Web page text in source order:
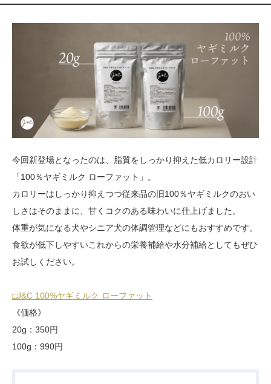
今回新登場となったのは、脂質をしっかり抑えた低カロリー設計
「100％ヤギミルク ローファット」。
カロリーはしっかり抑えつつ従来品の旧100％ヤギミルクのおい
しさはそのままに、甘くコクのある味わいに仕上げました。
体重が気になる犬やシニア犬の体調管理などにもおすすめです。
食欲が低下しやすいこれからの栄養補給や水分補給としてもぜひ
お試しください。
□J&C 100%ヤギミルク ローファット
《価格》
20g：350円
100g：990円